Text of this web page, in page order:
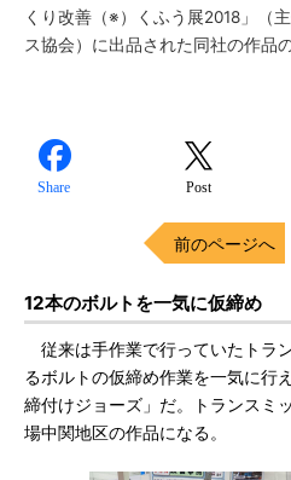
くり改善（※）くふう展2018」（
ス協会）に出品された同社の作品
Share Post
前のページへ
12本のボルトを一気に仮締め
従来は手作業で行っていたトラ
るボルトの仮締め作業を一気に行
締付けジョーズ」だ。トランスミ
場中関地区の作品になる。